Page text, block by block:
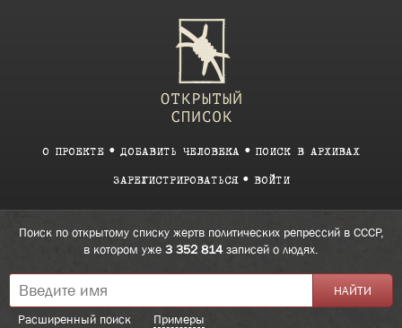
О ПРОЕКТЕ ДОБАВИТЬ ЧЕЛОВЕКА ПОИСК В АРХИВАХ
ЗАРЕГИСТРИРОВАТЬСЯ ВОЙТИ
Поиск по открытому списку жертв политических репрессий в СССР,
в котором уже 3 352 814записей о людях.
Расширенный поиск Примеры